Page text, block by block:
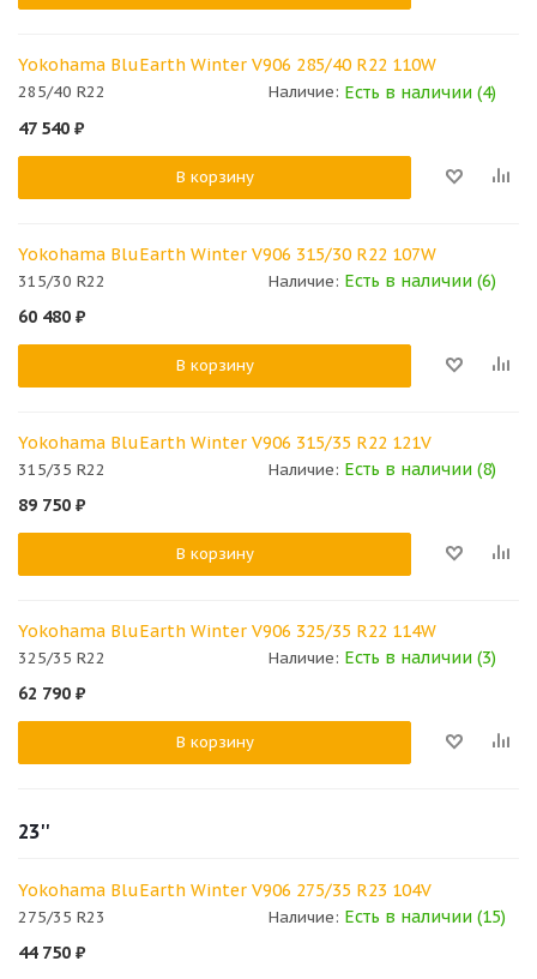
Yokohama BluEarth Winter V906 285/40 R22 110W
285/40 R22 Наличие: Есть в наличии (4)
47 540 ₽
В корзину
Yokohama BluEarth Winter V906 315/30 R22 107W
315/30 R22 Наличие: Есть в наличии (6)
60 480 ₽
В корзину
Yokohama BluEarth Winter V906 315/35 R22 121V
315/35 R22 Наличие: Есть в наличии (8)
89 750 ₽
В корзину
Yokohama BluEarth Winter V906 325/35 R22 114W
325/35 R22 Наличие: Есть в наличии (3)
62 790 ₽
В корзину
23''
Yokohama BluEarth Winter V906 275/35 R23 104V
275/35 R23 Наличие: Есть в наличии (15)
44 750 ₽